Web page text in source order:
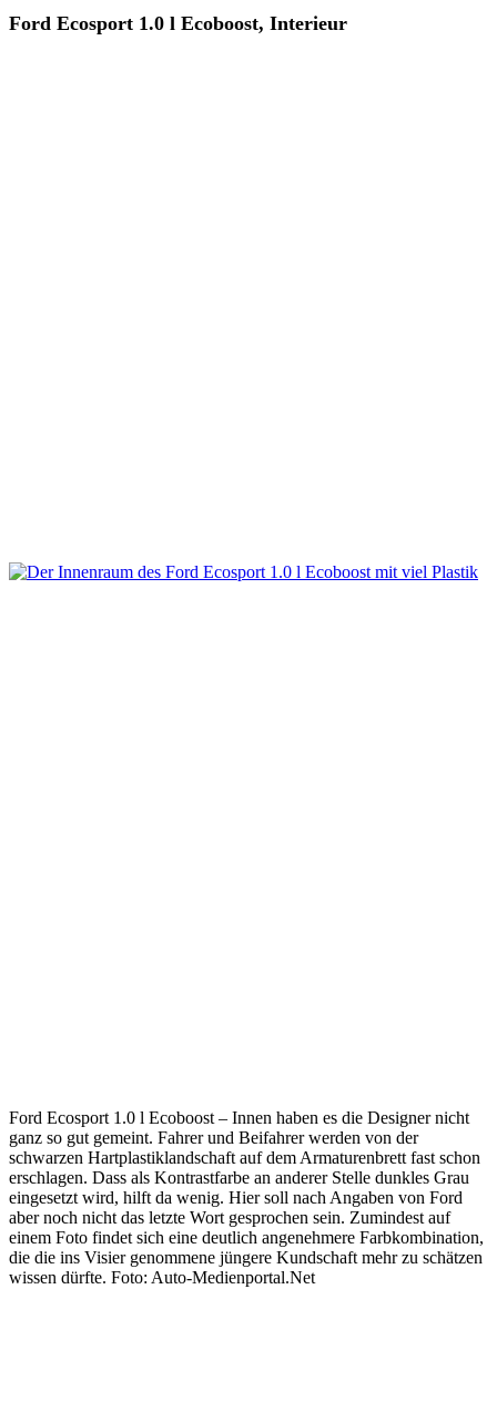
Ford Ecosport 1.0 l Ecoboost, Interieur
Ford Ecosport 1.0 l Ecoboost – Innen haben es die Designer nicht
ganz so gut gemeint. Fahrer und Beifahrer werden von der
schwarzen Hartplastiklandschaft auf dem Armaturenbrett fast schon
erschlagen. Dass als Kontrastfarbe an anderer Stelle dunkles Grau
eingesetzt wird, hilft da wenig. Hier soll nach Angaben von Ford
aber noch nicht das letzte Wort gesprochen sein. Zumindest auf
einem Foto findet sich eine deutlich angenehmere Farbkombination,
die die ins Visier genommene jüngere Kundschaft mehr zu schätzen
wissen dürfte. Foto: Auto-Medienportal.Net